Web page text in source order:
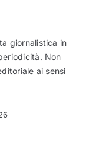
giornalistica in
Non
ai sensi